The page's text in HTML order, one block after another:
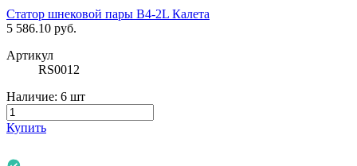
Статор шнековой пары B4-2L Калета
5 586.10 руб.
Артикул
RS0012
Наличие: 6 шт
Купить